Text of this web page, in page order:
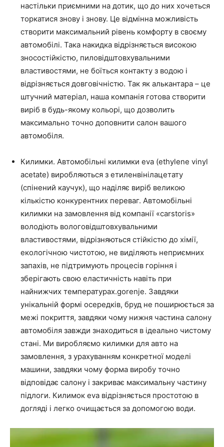
настільки приємними на дотик, що до них хочеться
торкатися знову і знову. Це відмінна можливість
створити максимальний рівень комфорту в своєму
автомобілі. Така накидка відрізняється високою
зносостійкістю, пиловідштовхувальними
властивостями, не боїться контакту з водою і
відрізняється довговічністю. Так як алькантара – це
штучний матеріал, наша компанія готова створити
виріб в будь-якому кольорі, що дозволить
максимально точно доповнити салон вашого
автомобіля.
Килимки. Автомобільні килимки eva (ethylene vinyl
acetate) виробляються з етиленвінілацетату
(спінений каучук), що наділяє виріб великою
кількістю конкурентних переваг. Автомобільні
килимки на замовлення від компанії «сarstoris»
володіють вологовідштовхувальними
властивостями, відрізняються стійкістю до хімії,
екологічною чистотою, не виділяють неприємних
запахів, не підтримують процесів горіння і
зберігають свою еластичність навіть при
найнижчих температурах.gorenje. Завдяки
унікальній формі осередків, бруд не поширюється за
межі покриття, завдяки чому нижня частина салону
автомобіля завжди знаходиться в ідеально чистому
стані. Ми виробляємо килимки для авто на
замовлення, з урахуванням конкретної моделі
машини, завдяки чому форма виробу точно
відповідає салону і закриває максимальну частину
підлоги. Килимок eva відрізняється простотою в
догляді і легко очищається за допомогою води.